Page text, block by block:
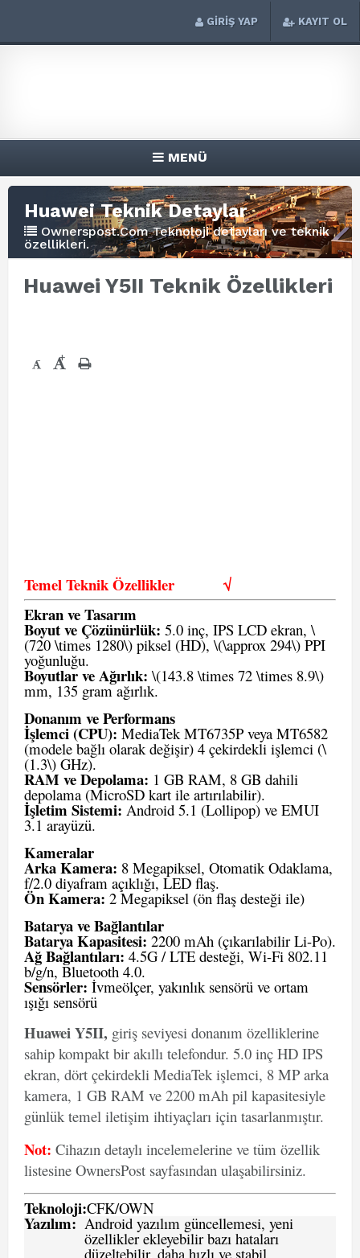
GİRİŞ YAP KAYIT OL
MENÜ
Huawei Teknik Detaylar
Ownerspost.Com Teknoloji detayları ve teknik
özellikleri.
Huawei Y5II Teknik Özellikleri
- +
Temel Teknik Özellikler√
Ekran ve Tasarım
Boyut ve Çözünürlük: 5.0 inç, IPS LCD ekran, \
(720 \times 1280\) piksel (HD), \(\approx 294\) PPI
yoğunluğu.
Boyutlar ve Ağırlık: \(143.8 \times 72 \times 8.9\)
mm, 135 gram ağırlık.
Donanım ve Performans
İşlemci (CPU): MediaTek MT6735P veya MT6582
(modele bağlı olarak değişir) 4 çekirdekli işlemci (\
(1.3\) GHz).
RAM ve Depolama: 1 GB RAM, 8 GB dahili
depolama (MicroSD kart ile artırılabilir).
İşletim Sistemi: Android 5.1 (Lollipop) ve EMUI
3.1 arayüzü.
Kameralar
Arka Kamera: 8 Megapiksel, Otomatik Odaklama,
f/2.0 diyafram açıklığı, LED flaş.
Ön Kamera: 2 Megapiksel (ön flaş desteği ile)
Batarya ve Bağlantılar
Batarya Kapasitesi: 2200 mAh (çıkarılabilir Li-Po).
Ağ Bağlantıları: 4.5G / LTE desteği, Wi-Fi 802.11
b/g/n, Bluetooth 4.0.
Sensörler: İvmeölçer, yakınlık sensörü ve ortam
ışığı sensörü
Huawei Y5II, giriş seviyesi donanım özelliklerine
sahip kompakt bir akıllı telefondur. 5.0 inç HD IPS
ekran, dört çekirdekli MediaTek işlemci, 8 MP arka
kamera, 1 GB RAM ve 2200 mAh pil kapasitesiyle
günlük temel iletişim ihtiyaçları için tasarlanmıştır.
Not: Cihazın detaylı incelemelerine ve tüm özellik
listesine OwnersPost sayfasından ulaşabilirsiniz.
Teknoloji:CFK/OWN
Yazılım: Android yazılım güncellemesi, yeni
özellikler ekleyebilir bazı hataları
düzeltebilir, daha hızlı ve stabil